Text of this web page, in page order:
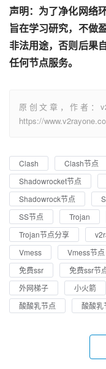
声明：为了净化网络
旨在学习研究，不做
非法用途，否则后果
任何节点服务。
原创文章，作者：
https://
Clash Clash节点
Shadowrocket节点
Shadowrock节点
SS节点
Trojan
Trojan节点分享
Vmess
Vmess节点
免费ssr
免费ssr节
外网梯子
小火箭
酸酸乳节点
酸酸乳